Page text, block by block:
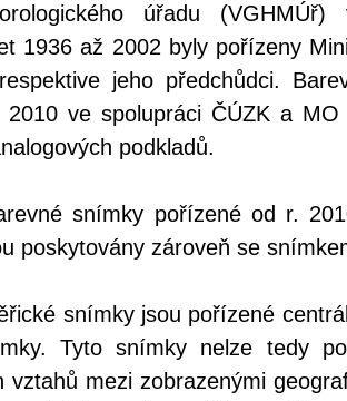
úřadu
1936 až 2002 byly pořízeny
jeho předchůdci.
ve spolupráci ČÚZK a MO
podkladů.
snímky pořízené od r.
poskytovány zároveň se
snímky jsou pořízené
Tyto snímky nelze tedy
vztahů mezi zobrazenými